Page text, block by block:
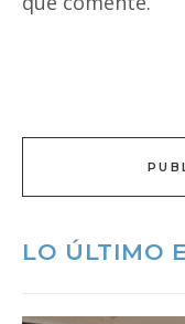
LO ÚLTIMO